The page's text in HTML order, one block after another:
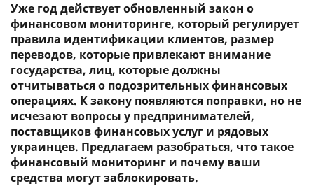
Уже год действует обновленный закон о
финансовом мониторинге, который регулирует
правила идентификации клиентов, размер
переводов, которые привлекают внимание
государства, лиц, которые должны
отчитываться о подозрительных финансовых
операциях. К закону появляются поправки, но не
исчезают вопросы у предпринимателей,
поставщиков финансовых услуг и рядовых
украинцев. Предлагаем разобраться, что такое
финансовый мониторинг и почему ваши
средства могут заблокировать.